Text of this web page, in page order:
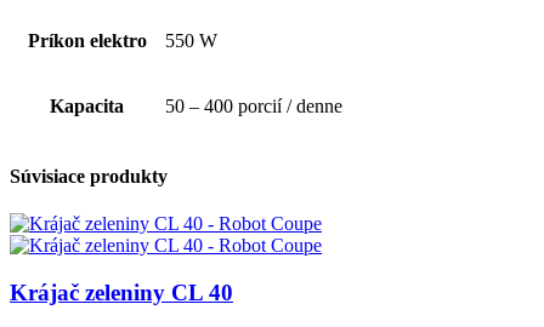
Príkon elektro 550 W
Kapacita 50 – 400 porcií / denne
Súvisiace produkty
Krájač zeleniny CL 40